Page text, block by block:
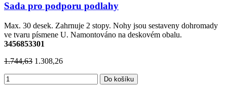
Sada pro podporu podlahy
Max. 30 desek. Zahrnuje 2 stopy. Nohy jsou sestaveny dohromady
ve tvaru písmene U. Namontováno na deskovém obalu.
3456853301
1.744,63 1.308,26
Do košíku